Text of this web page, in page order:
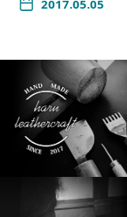
2017.05.05